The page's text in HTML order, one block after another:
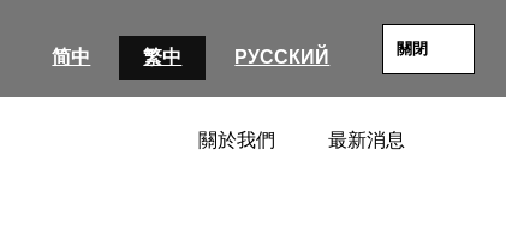
简中 繁中 РУССКИЙ 關閉
關於我們 最新消息